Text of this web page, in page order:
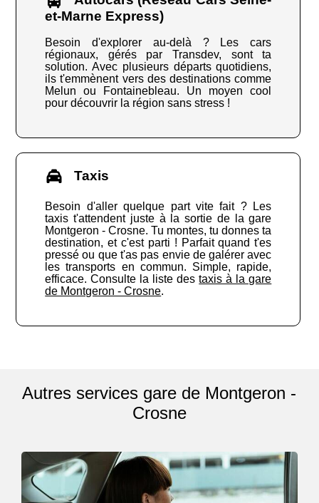
et-Marne Express)
Besoin d'explorer au-delà ? Les cars
régionaux, gérés par Transdev, sont ta
solution. Avec plusieurs départs quotidiens,
ils t'emmènent vers des destinations comme
Melun ou Fontainebleau. Un moyen cool
pour découvrir la région sans stress !
Taxis
Besoin d'aller quelque part vite fait ? Les
taxis t'attendent juste à la sortie de la gare
Montgeron - Crosne. Tu montes, tu donnes ta
destination, et c'est parti ! Parfait quand t'es
pressé ou que t'as pas envie de galérer avec
les transports en commun. Simple, rapide,
efficace. Consulte la liste destaxis à la gare
de Montgeron - Crosne.
Autres services gare de Montgeron -
Crosne